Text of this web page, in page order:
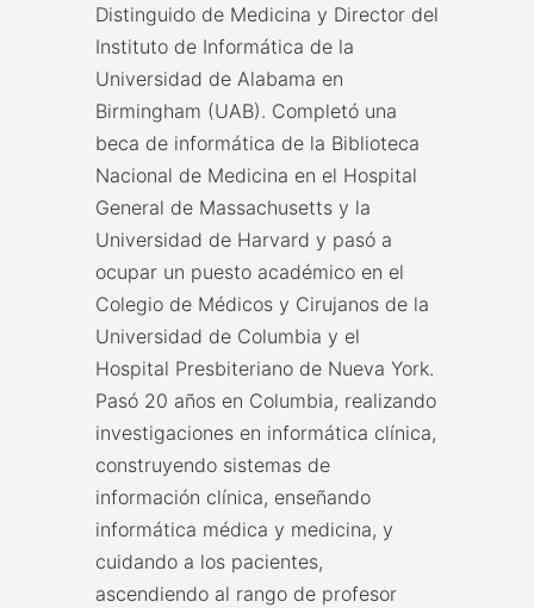
Distinguido de Medicina y Director del
Instituto de Informática de la
Universidad de Alabama en
Birmingham (UAB). Completó una
beca de informática de la Biblioteca
Nacional de Medicina en el Hospital
General de Massachusetts y la
Universidad de Harvard y pasó a
ocupar un puesto académico en el
Colegio de Médicos y Cirujanos de la
Universidad de Columbia y el
Hospital Presbiteriano de Nueva York.
Pasó 20 años en Columbia, realizando
investigaciones en informática clínica,
construyendo sistemas de
información clínica, enseñando
informática médica y medicina, y
cuidando a los pacientes,
ascendiendo al rango de profesor